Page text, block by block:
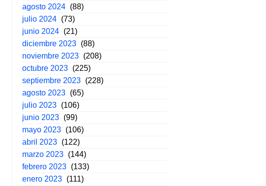
agosto 2024 (88)
julio 2024 (73)
junio 2024 (21)
diciembre 2023 (88)
noviembre 2023 (208)
octubre 2023 (225)
septiembre 2023 (228)
agosto 2023 (65)
julio 2023 (106)
junio 2023 (99)
mayo 2023 (106)
abril 2023 (122)
marzo 2023 (144)
febrero 2023 (133)
enero 2023 (111)